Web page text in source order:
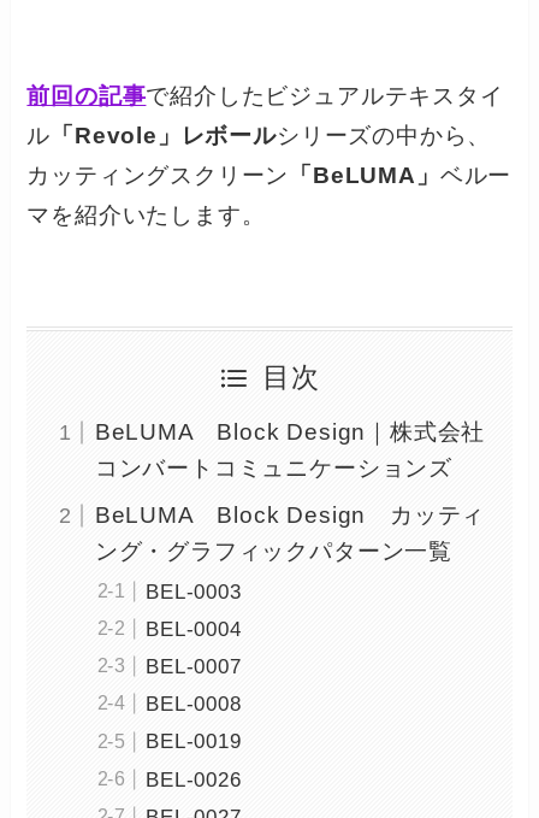
前回の記事で紹介したビジュアルテキスタイ
ル 「Revole」レボールシリーズの中から、
カッティングスクリーン
「BeLUMA」 ベルー
マを紹介いたします。
目次
BeLUMA Block Design｜株式会社
コンバートコミュニケーションズ
BeLUMA Block Design カッティ
ング・グラフィックパターン一覧
BEL-0003
BEL-0004
BEL-0007
BEL-0008
BEL-0019
BEL-0026